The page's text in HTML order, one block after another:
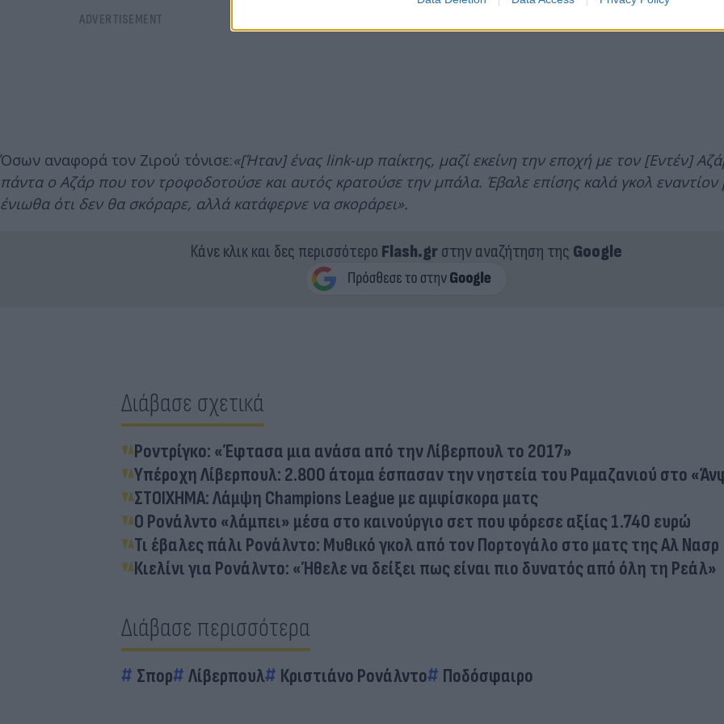
Όσων αναφορά τον Ζιρού τόνισε:«[Ήταν] ένας link-up παίκτης, μαζί εκείνη την εποχή με τον [Εντέν]
πάντα ο Αζάρ που τον τροφοδοτούσε και αυτός κρατούσε την μπάλα. Έβαλε επίσης καλά γκολ
ένιωθα ότι δεν θα σκόραρε, αλλά κατάφερνε να σκοράρει».
Κάνε κλικ και δες περισσότερο Flash.grστην αναζήτηση της Google
Διάβασε σχετικά
Ροντρίγκο: «Έφτασα μια ανάσα από την Λίβερπουλ το 2017»
Υπέροχη Λίβερπουλ: 2.800 άτομα έσπασαν την νηστεία του Ραμαζανιού στο
ΣΤΟΙΧΗΜΑ: Λάμψη Champions League με αμφίσκορα ματς
O Ρονάλντο «λάμπει» μέσα στο καινούργιο σετ που φόρεσε αξίας 1.740 ευρώ
Τι έβαλες πάλι Ρονάλντο: Μυθικό γκολ από τον Πορτογάλο στο ματς της Αλ Νασρ
Κιελίνι για Ρονάλντο: «Ήθελε να δείξει πως είναι πιο δυνατός από όλη τη Ρεάλ»
Διάβασε περισσότερα
Σπορ Λίβερπουλ Κριστιάνο Ρονάλντο Ποδόσφαιρο